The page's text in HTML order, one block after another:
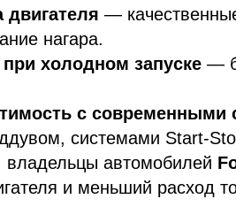
двигателя —
нагара.
холодном запуске —
с современными
системами Start-
автомобилей
и меньший расход